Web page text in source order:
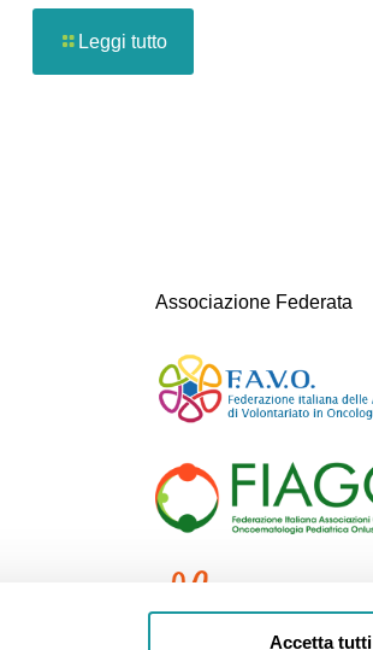
Accetta tutti
Leggi tutto
Associazione Federata